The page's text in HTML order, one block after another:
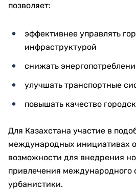
позволяет:
эффективнее управлять
инфраструктурой
снижать
улучшать транспортные
повышать качество
Для Казахстана участие в
международных инициативах
возможности для внедрения
привлечения международного
урбанистики.